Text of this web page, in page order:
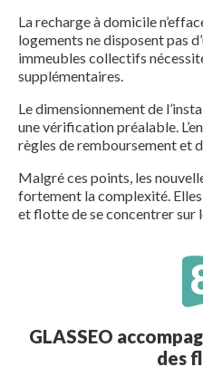
La recharge à domicile
logements ne disposent pas
immeubles collectifs
supplémentaires.
Le dimensionnement de
une vérification préalable.
règles de remboursement et
Malgré ces points, les
fortement la complexité.
et flotte de se concentrer sur
GLASSEO
des